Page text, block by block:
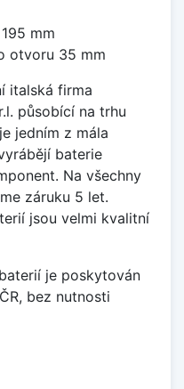
mm
otvoru 35 mm
italská firma
působící na trhu
jedním z mála
baterie
Na všechny
záruku 5 let.
jsou velmi kvalitní
je poskytován
bez nutnosti